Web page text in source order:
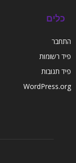
כלים
התחבר
פיד רשומות
פיד תגובות
WordPress.org